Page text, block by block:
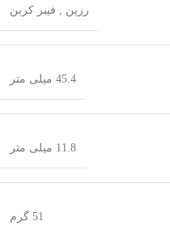
رزین , فیبر کربن
45.4 میلی متر
11.8 میلی متر
51 گرم